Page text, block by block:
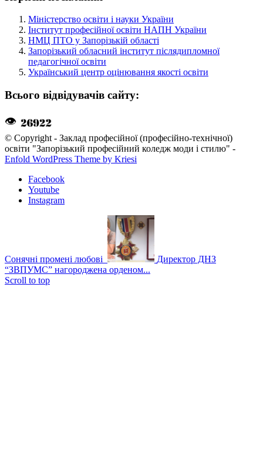
Міністерство освіти і науки України
Інститут професійної освіти НАПН України
НМЦ ПТО у Запорізькій області
Запорізький обласний інститут післядипломної
педагогічної освіти
Український центр оцінювання якості освіти
Всього відвідувачів сайту:
👁
© Copyright - Заклад професійної (професійно-технічної)
освіти "Запорізький професійний коледж моди і стилю" -
Enfold WordPress Theme by Kriesi
Facebook
Youtube
Instagram
Сонячні промені любові
Директор ДНЗ
“ЗВПУМС” нагороджена орденом...
Scroll to top